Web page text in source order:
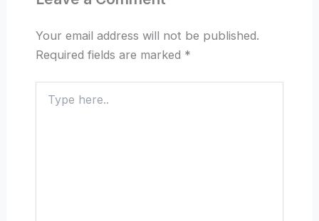
Your email address will not be published.
Required fields are marked *
here..